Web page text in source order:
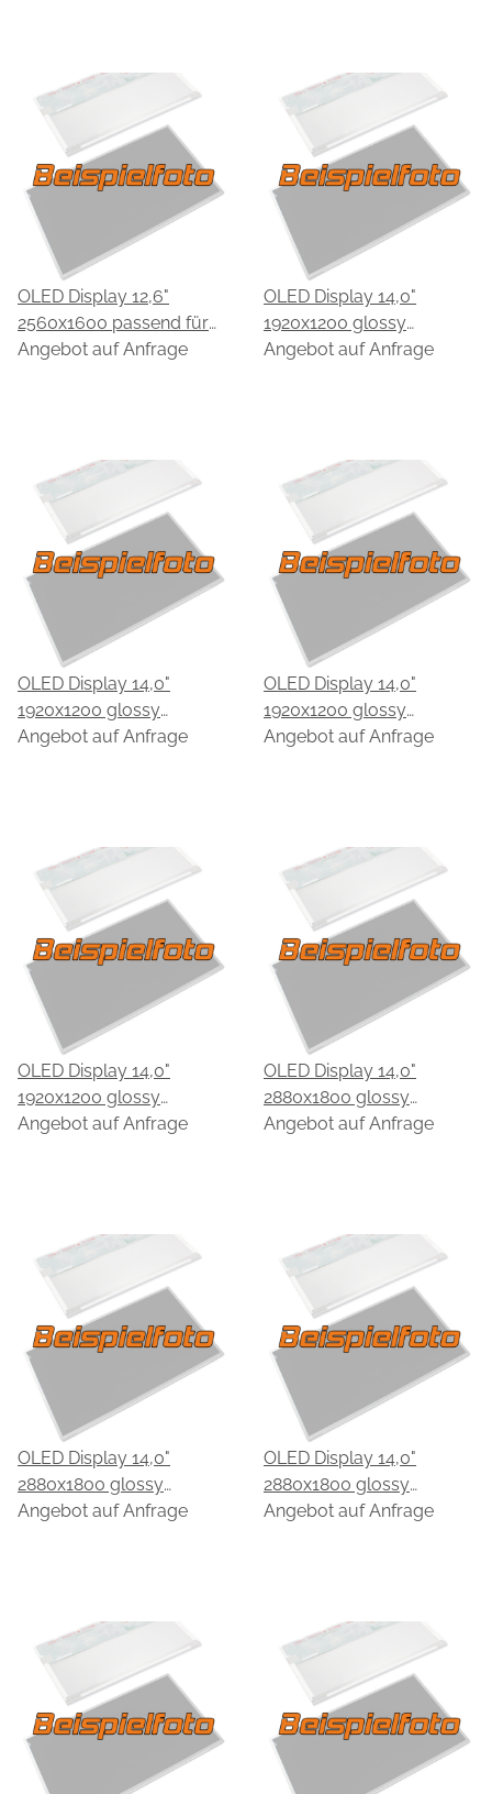
OLED Display 12,6"
2560x1600 passend für
EDO EC60QBC75.A
Angebot auf Anfrage
OLED Display 14,0"
1920x1200 glossy
passend für EDO
Angebot auf Anfrage
OLED Display 14,0"
1920x1200 glossy
passend für EDO
Angebot auf Anfrage
OLED Display 14,0"
1920x1200 glossy
passend für EDO
Angebot auf Anfrage
OLED Display 14,0"
1920x1200 glossy
passend für EDO
Angebot auf Anfrage
OLED Display 14,0"
2880x1800 glossy
passend für EDO
Angebot auf Anfrage
OLED Display 14,0"
2880x1800 glossy
passend für EDO
Angebot auf Anfrage
OLED Display 14,0"
2880x1800 glossy
passend für EDO
Angebot auf Anfrage